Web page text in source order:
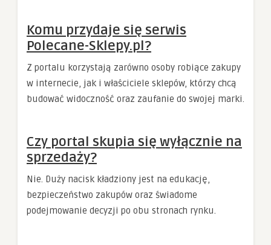
Komu przydaje się serwis
Polecane-Sklepy.pl?
Z portalu korzystają zarówno osoby robiące zakupy
w internecie, jak i właściciele sklepów, którzy chcą
budować widoczność oraz zaufanie do swojej marki.
Czy portal skupia się wyłącznie na
sprzedaży?
Nie. Duży nacisk kładziony jest na edukację,
bezpieczeństwo zakupów oraz świadome
podejmowanie decyzji po obu stronach rynku.